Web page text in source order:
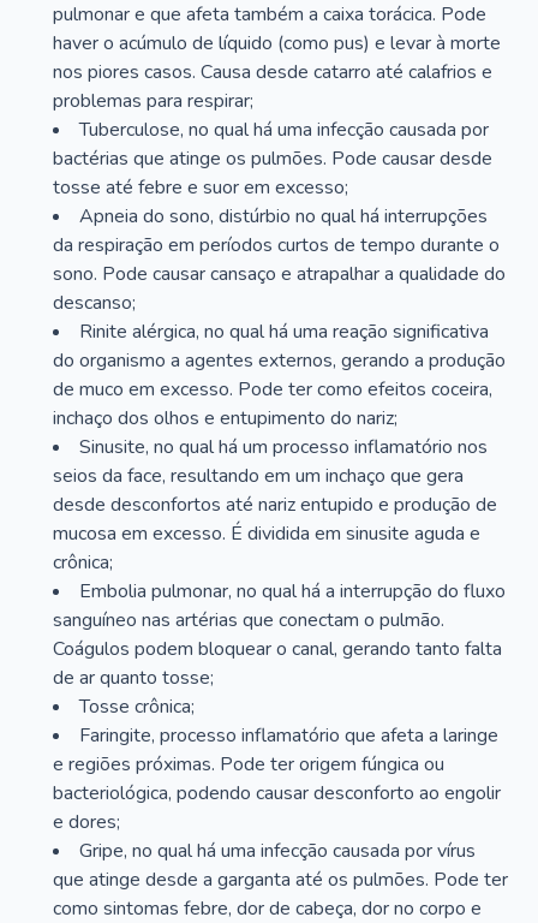
pulmonar e que afeta também a caixa torácica. Pode
haver o acúmulo de líquido (como pus) e levar à morte
nos piores casos. Causa desde catarro até calafrios e
problemas para respirar;
Tuberculose, no qual há uma infecção causada por
bactérias que atinge os pulmões. Pode causar desde
tosse até febre e suor em excesso;
Apneia do sono, distúrbio no qual há interrupções
da respiração em períodos curtos de tempo durante o
sono. Pode causar cansaço e atrapalhar a qualidade do
descanso;
Rinite alérgica, no qual há uma reação significativa
do organismo a agentes externos, gerando a produção
de muco em excesso. Pode ter como efeitos coceira,
inchaço dos olhos e entupimento do nariz;
Sinusite, no qual há um processo inflamatório nos
seios da face, resultando em um inchaço que gera
desde desconfortos até nariz entupido e produção de
mucosa em excesso. É dividida em sinusite aguda e
crônica;
Embolia pulmonar, no qual há a interrupção do fluxo
sanguíneo nas artérias que conectam o pulmão.
Coágulos podem bloquear o canal, gerando tanto falta
de ar quanto tosse;
Tosse crônica;
Faringite, processo inflamatório que afeta a laringe
e regiões próximas. Pode ter origem fúngica ou
bacteriológica, podendo causar desconforto ao engolir
e dores;
Gripe, no qual há uma infecção causada por vírus
que atinge desde a garganta até os pulmões. Pode ter
como sintomas febre, dor de cabeça, dor no corpo e